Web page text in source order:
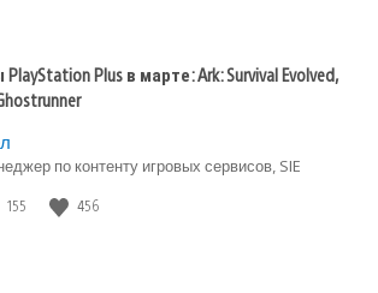
Plus в марте: Ark: Survival Evolved,
по контенту игровых сервисов, SIE
155 456